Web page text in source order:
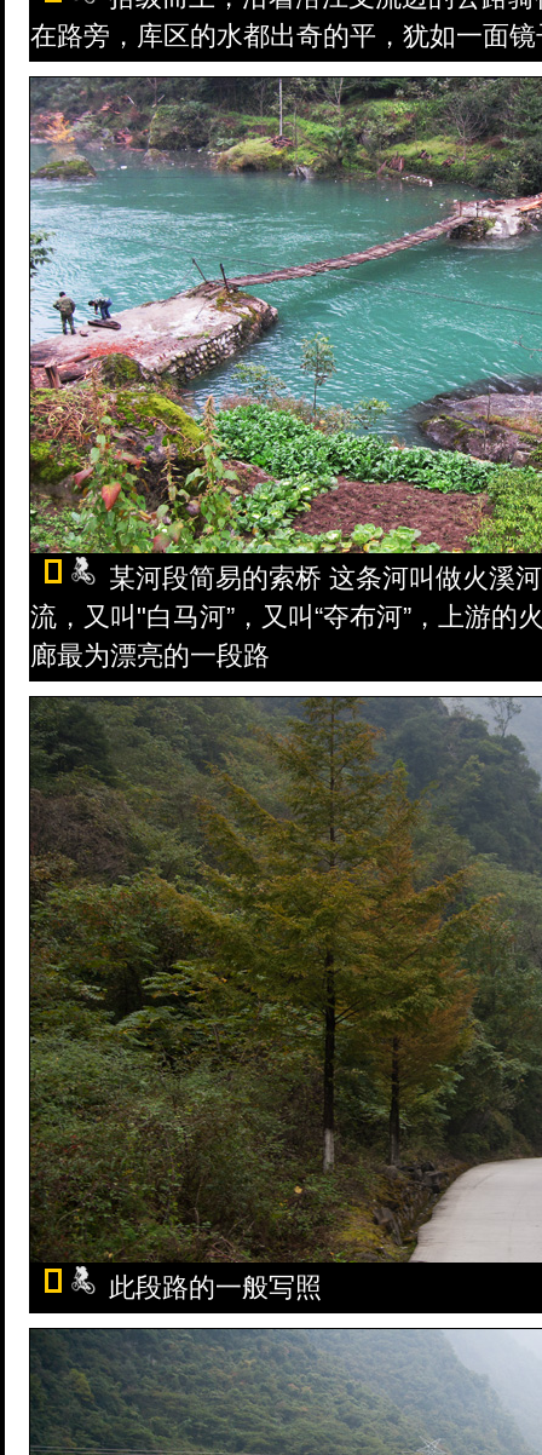
在路旁，库区的水都出奇的平，犹如一面
某河段简易的索桥 这条河叫做火溪
流，又叫"白马河”，又叫“夺布河”，上游的
廊最为漂亮的一段路
此段路的一般写照